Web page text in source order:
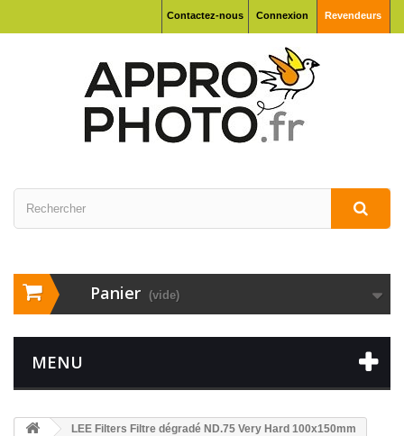
Connexion Revendeurs
Contactez-nous
Panier (vide)
MENU
LEE Filters Filtre dégradé ND.75 Very Hard 100x150mm